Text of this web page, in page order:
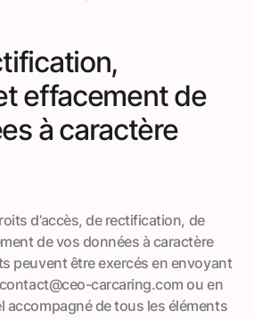
effacement de
à caractère
d’accès, de rectification, de
de vos données à caractère
peuvent être exercés en envoyant
contact@ceo-carcaring.com ou en
accompagné de tous les éléments